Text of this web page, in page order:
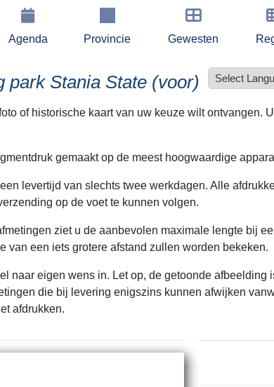
Agenda Provincie Gewesten
park Stania State (voor)
of historische kaart van uw keuze wilt
gemaakt op de meest hoogwaardige
levertijd van slechts twee werkdagen. Alle
op de voet te kunnen volgen.
ziet u de aanbevolen maximale lengte bij
van een iets grotere afstand zullen worden bekeken.
naar eigen wens in. Let op, de getoonde
die bij levering enigszins kunnen afwijken
afdrukken.